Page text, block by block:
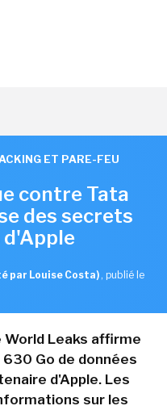
ET PARE-FEU
contre Tata
des secrets
par Louise Costa) , publié le
Leaks affirme
Go de données
d'Apple. Les
sur les